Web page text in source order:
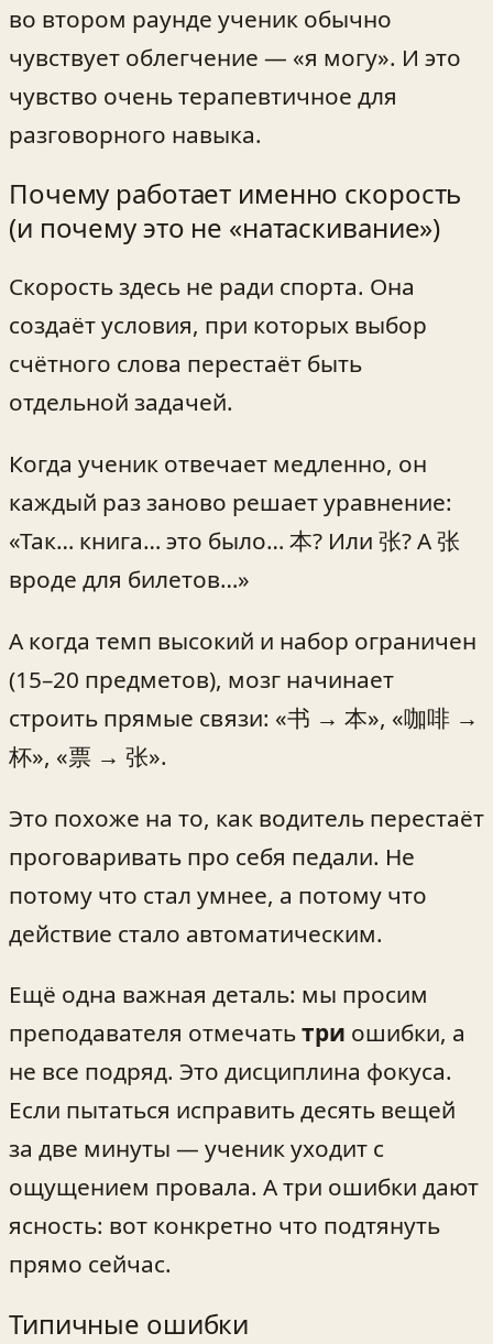
во втором раунде ученик обычно
чувствует облегчение — «я могу». И это
чувство очень терапевтичное для
разговорного навыка.
Почему работает именно скорость
(и почему это не «натаскивание»)
Скорость здесь не ради спорта. Она
создаёт условия, при которых выбор
счётного слова перестаёт быть
отдельной задачей.
Когда ученик отвечает медленно, он
каждый раз заново решает уравнение:
«Так… книга… это было… 本? Или 张? А 张
вроде для билетов…»
А когда темп высокий и набор ограничен
(15–20 предметов), мозг начинает
строить прямые связи: «书 → 本», «咖啡 →
杯», «票 → 张».
Это похоже на то, как водитель перестаёт
проговаривать про себя педали. Не
потому что стал умнее, а потому что
действие стало автоматическим.
Ещё одна важная деталь: мы просим
преподавателя отмечатьтри ошибки, а
не все подряд. Это дисциплина фокуса.
Если пытаться исправить десять вещей
за две минуты — ученик уходит с
ощущением провала. А три ошибки дают
ясность: вот конкретно что подтянуть
прямо сейчас.
Типичные ошибки